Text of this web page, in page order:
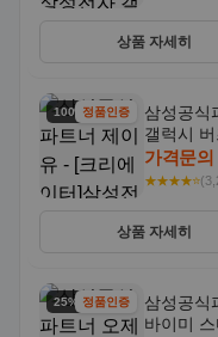
상품 자세히
100% 할인
정품인증
삼성공식
갤럭시
SM-R640N
가격문의
★★★★⭐
상품 자세히
25% 할인정품인증
삼성공식
바이미